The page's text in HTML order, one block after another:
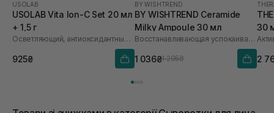
USOLAB
USOLAB Vita Ion-C Set 20 мл
+ 1,5 г
Осветляющий, антиоксидантный и омолаживающий набор
925₴
BY WISHTREND
BY WISHTREND Ceramide
Milky Ampoule 30 мл
Восстанавливающая успокаивающая ампула для лица
1 036₴1 295₴
30
2